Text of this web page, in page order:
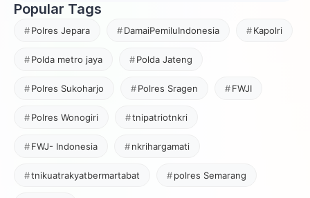
Popular Tags
Polres Jepara DamaiPemiluIndonesia Kapolri
Polda metro jaya Polda Jateng
Polres Sukoharjo Polres Sragen FWJI
Polres Wonogiri tnipatriotnkri
FWJ- Indonesia nkrihargamati
tnikuatrakyatbermartabat polres Semarang